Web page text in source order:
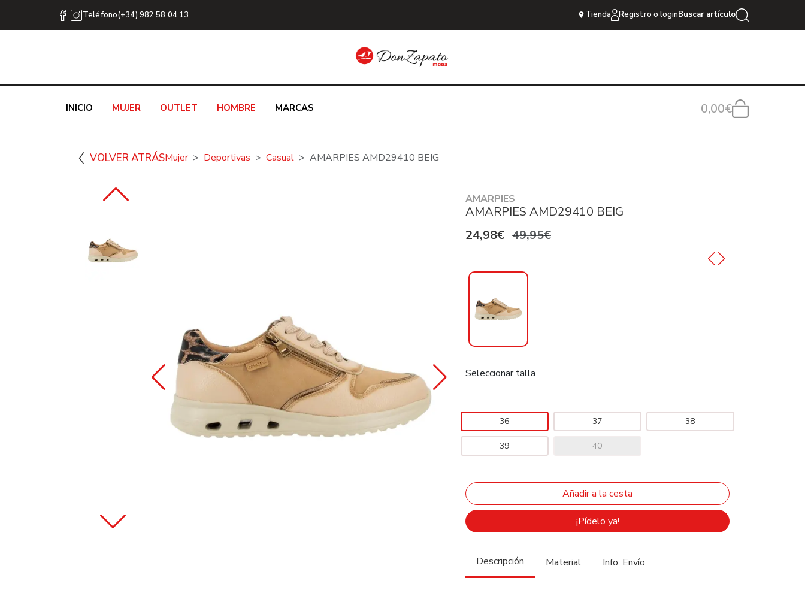
Teléfono(+34) 982 58 04 13 Tienda Registro o loginBuscar artículo
INICIO MUJER OUTLET HOMBRE MARCAS 0,00€
VOLVER ATRÁSMujer Deportivas Casual AMARPIES AMD29410 BEIG
AMARPIES
AMARPIES AMD29410 BEIG
24,98€ 49,95€
Seleccionar talla
36 37 38
39 40
¡Pídelo ya!
Descripción Material Info. Envío